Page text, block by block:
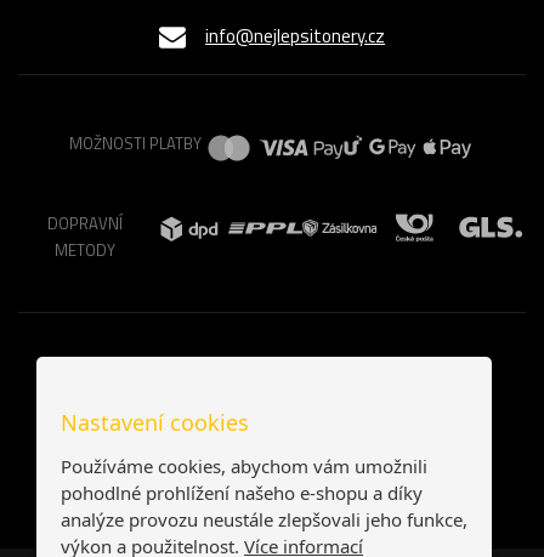
info@nejlepsitonery.cz
MOŽNOSTI PLATBY
DOPRAVNÍ
METODY
Nastavení cookies
Používáme cookies, abychom vám umožnili
pohodlné prohlížení našeho e-shopu a díky
analýze provozu neustále zlepšovali jeho funkce,
výkon a použitelnost. Více informací